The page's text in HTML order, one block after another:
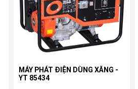
MÁY PHÁT ĐIỆN DÙNG XĂNG -
YT 85434